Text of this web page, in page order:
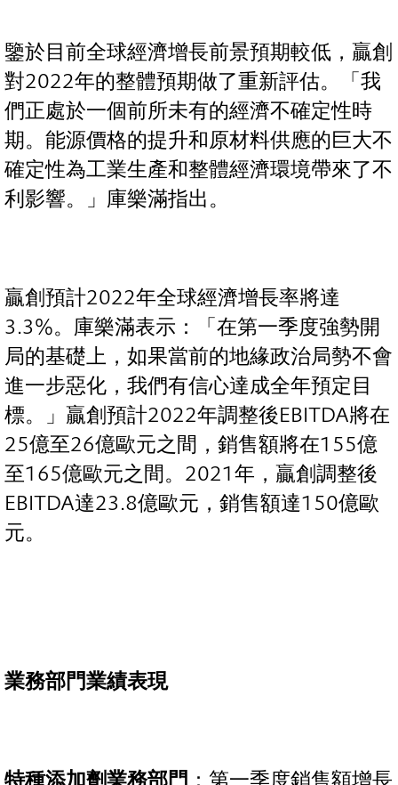
鑒於目前全球經濟增長前景預期較低，贏創
對2022年的整體預期做了重新評估。「我
們正處於一個前所未有的經濟不確定性時
期。能源價格的提升和原材料供應的巨大不
確定性為工業生產和整體經濟環境帶來了不
利影響。」庫樂滿指出。
贏創預計2022年全球經濟增長率將達
3.3%。庫樂滿表示：「在第一季度強勢開
局的基礎上，如果當前的地緣政治局勢不會
進一步惡化，我們有信心達成全年預定目
標。」贏創預計2022年調整後EBITDA將在
25億至26億歐元之間，銷售額將在155億
至165億歐元之間。2021年，贏創調整後
EBITDA達23.8億歐元，銷售額達150億歐
元。
業務部門業績表現